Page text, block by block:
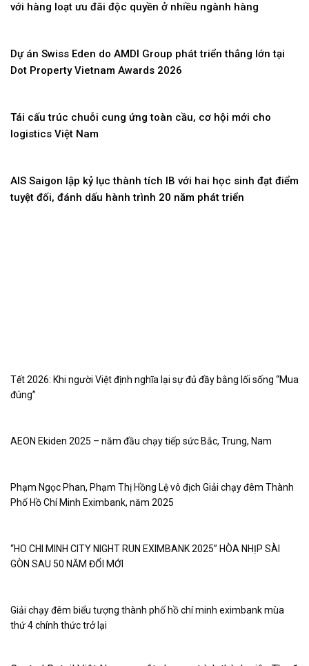
với hàng loạt ưu đãi độc quyền ở nhiều ngành hàng
Dự án Swiss Eden do AMDI Group phát triển thắng lớn tại
Dot Property Vietnam Awards 2026
Tái cấu trúc chuỗi cung ứng toàn cầu, cơ hội mới cho
logistics Việt Nam
AIS Saigon lập kỷ lục thành tích IB với hai học sinh đạt điểm
tuyệt đối, đánh dấu hành trình 20 năm phát triển
Tết 2026: Khi người Việt định nghĩa lại sự đủ đầy bằng lối sống “Mua
đúng”
AEON Ekiden 2025 – năm đầu chạy tiếp sức Bắc, Trung, Nam
Phạm Ngọc Phan, Phạm Thị Hồng Lệ vô địch Giải chạy đêm Thành
Phố Hồ Chí Minh Eximbank, năm 2025
“HO CHI MINH CITY NIGHT RUN EXIMBANK 2025” HÒA NHỊP SÀI
GÒN SAU 50 NĂM ĐỔI MỚI
Giải chạy đêm biểu tượng thành phố hồ chí minh eximbank mùa
thứ 4 chính thức trở lại